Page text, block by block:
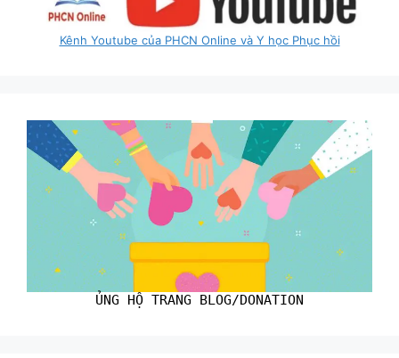
Kênh Youtube của PHCN Online và Y học Phục hồi
ỦNG HỘ TRANG BLOG/DONATION